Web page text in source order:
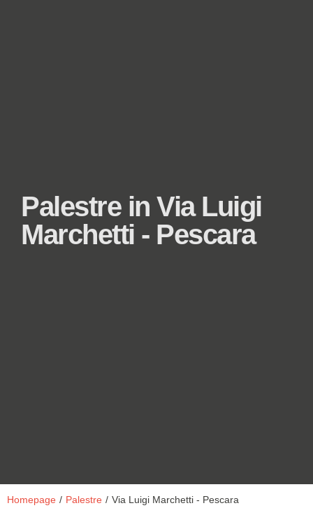
Palestre in Via Luigi
Marchetti - Pescara
Homepage / Palestre / Via Luigi Marchetti - Pescara